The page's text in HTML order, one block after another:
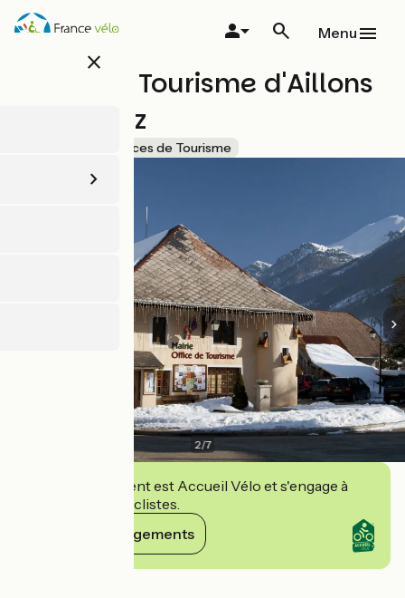
Aller
au
close
Menu
Office de Tourisme d'Aillons
Margériaz
Offices de Tourisme
2/7
Cet établissement est Accueil Vélo et s'engage à
accueillir des cyclistes.
Voir ses engagements